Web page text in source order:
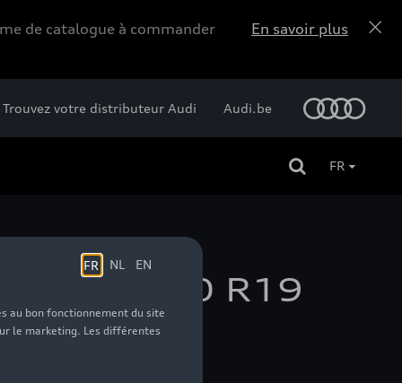
de catalogue à commander En savoir plus
Trouvez votre distributeur Audi Audi.be
FR
235/40 R19